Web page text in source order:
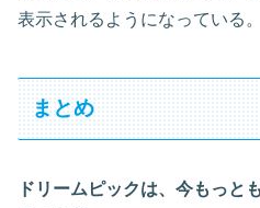
表示されるようになっている。
まとめ
ドリームピックは、今もっと